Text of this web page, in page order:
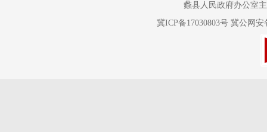
蠡县人民政府办公
冀ICP备17030803号 冀公网安